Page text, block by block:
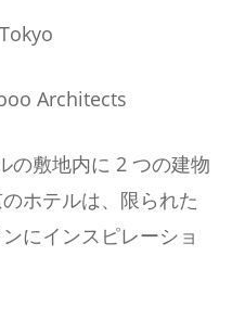
Architects
の敷地内に 2 つの建物
ホテルは、限られた
にインスピレーショ